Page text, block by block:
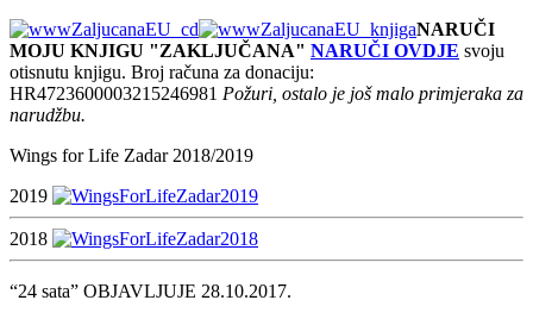
NARUČI
MOJU KNJIGU "ZAKLJUČANA" NARUČI OVDJE svoju
otisnutu knjigu. Broj računa za donaciju:
HR4723600003215246981 Požuri, ostalo je još malo primjeraka za
narudžbu.
Wings for Life Zadar 2018/2019
2019
2018
“24 sata” OBJAVLJUJE 28.10.2017.